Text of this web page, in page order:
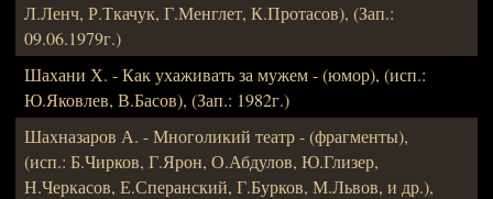
Л.Ленч, Р.Ткачук, Г.Менглет, К.Протасов), (Зап.:
09.06.1979г.)
Шахани Х. - Как ухаживать за мужем - (юмор), (исп.:
Ю.Яковлев, В.Басов), (Зап.: 1982г.)
Шахназаров А. - Многоликий театр - (фрагменты),
(исп.: Б.Чирков, Г.Ярон, О.Абдулов, Ю.Глизер,
Н.Черкасов, Е.Сперанский, Г.Бурков, М.Львов, и др.),